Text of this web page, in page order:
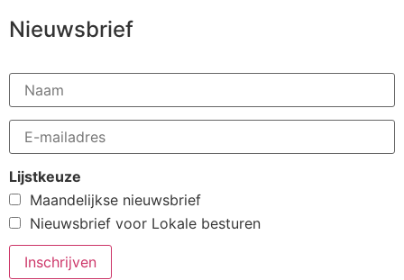
Nieuwsbrief
Lijstkeuze
Maandelijkse nieuwsbrief
Nieuwsbrief voor Lokale besturen